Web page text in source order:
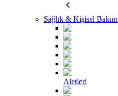
Sağlık & Kişisel Bakım
Aletleri